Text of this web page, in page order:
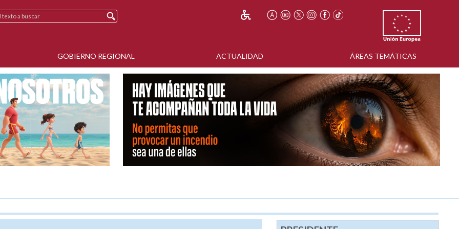
GOBIERNO REGIONAL ACTUALIDAD ÁREAS TEMÁTICAS